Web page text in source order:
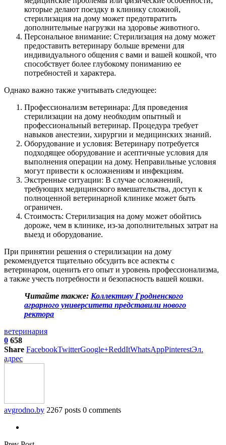
которые делают поездку в клинику сложной,
стерилизация на дому может предотвратить
дополнительные нагрузки на здоровье животного.
Персональное внимание: Стерилизация на дому может
предоставить ветеринару больше времени для
индивидуального общения с вами и вашей кошкой, что
способствует более глубокому пониманию ее
потребностей и характера.
Однако важно также учитывать следующее:
Профессионализм ветеринара: Для проведения
стерилизации на дому необходим опытный и
профессиональный ветеринар. Процедура требует
навыков анестезии, хирургии и медицинских знаний.
Оборудование и условия: Ветеринару потребуется
подходящее оборудование и асептичные условия для
выполнения операции на дому. Неправильные условия
могут привести к осложнениям и инфекциям.
Экстренные ситуации: В случае осложнений,
требующих медицинского вмешательства, доступ к
полноценной ветеринарной клинике может быть
ограничен.
Стоимость: Стерилизация на дому может обойтись
дороже, чем в клинике, из-за дополнительных затрат на
выезд и оборудование.
При принятии решения о стерилизации на дому
рекомендуется тщательно обсудить все аспекты с
ветеринаром, оценить его опыт и уровень профессионализма,
а также учесть потребности и безопасность вашей кошки.
Читайте также: Коллективу Гродненского
аграрного университета представили нового
ректора
ветеринария
0 658
Share FacebookTwitterGoogle+ReddItWhatsAppPinterestЭл.
адрес
avgrodno.by 2267 posts 0 comments